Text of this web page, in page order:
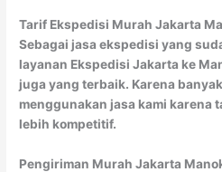
Tarif Ekspedisi Murah Jakarta
Sebagai jasa ekspedisi yang
layanan Ekspedisi Jakarta ke
juga yang terbaik. Karena
menggunakan jasa kami karena
lebih kompetitif.
Pengiriman Murah Jakarta